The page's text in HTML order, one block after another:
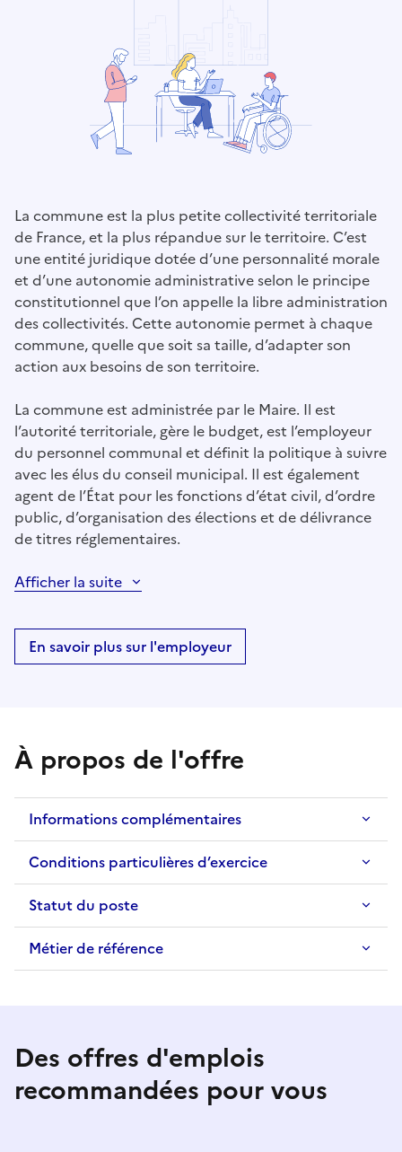
La commune est la plus petite collectivité territoriale
de France, et la plus répandue sur le territoire. C’est
une entité juridique dotée d’une personnalité morale
et d’une autonomie administrative selon le principe
constitutionnel que l’on appelle la libre administration
des collectivités. Cette autonomie permet à chaque
commune, quelle que soit sa taille, d’adapter son
action aux besoins de son territoire.
La commune est administrée par le Maire. Il est
l’autorité territoriale, gère le budget, est l’employeur
du personnel communal et définit la politique à suivre
avec les élus du conseil municipal. Il est également
agent de l’État pour les fonctions d’état civil, d’ordre
public, d’organisation des élections et de délivrance
de titres réglementaires.
Afficher la suite
En savoir plus sur l'employeur
À propos de l'offre
Informations complémentaires
Conditions particulières d’exercice
Statut du poste
Métier de référence
Des offres d'emplois
recommandées pour vous